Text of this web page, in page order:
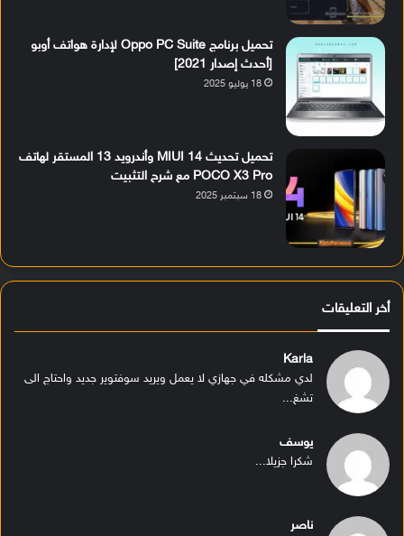
تحميل برنامج Oppo PC Suite لإدارة هواتف أوبو
[أحدث إصدار 2021]
18 يوليو 2025
تحميل تحديث MIUI 14 وأندرويد 13 المستقر لهاتف
POCO X3 Pro مع شرح التثبيت
18 سبتمبر 2025
أخر التعليقات
Karla
لدي مشكله في جهازي لا يعمل ويريد سوفتوير جديد واحتاج الى
تشغ...
يوسف
شكرا جزيلا...
ناصر